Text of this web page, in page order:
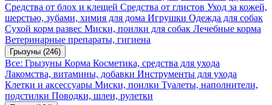
Средства от блох и клещей Средства от глистов Уход за кожей,
шерстью, зубами, химия для дома Игрушки Одежда для собак
Сухой корм развес Миски, поилки для собак Лечебные корма
Ветеринарные препараты, гигиена
Грызуны (246)
Все: Грызуны Корма Косметика, средства для ухода
Лакомства, витамины, добавки Инструменты для ухода
Клетки и аксессуары Миски, поилки Туалеты, наполнители,
подстилки Поводки, шлеи, рулетки